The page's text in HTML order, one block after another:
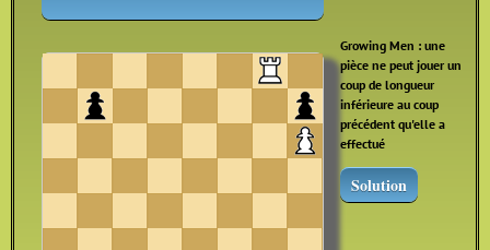
Growing Men : une
pièce ne peut jouer un
coup de longueur
inférieure au coup
précédent qu'elle a
effectué
Solution